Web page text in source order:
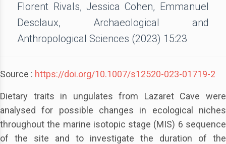
Florent Rivals, Jessica Cohen, Emmanuel
Desclaux, Archaeological and
Anthropological Sciences (2023) 15:23
Source : https://doi.org/10.1007/s12520-023-01719-2
Dietary traits in ungulates from Lazaret Cave were
analysed for possible changes in ecological niches
throughout the marine isotopic stage (MIS) 6 sequence
of the site and to investigate the duration of the